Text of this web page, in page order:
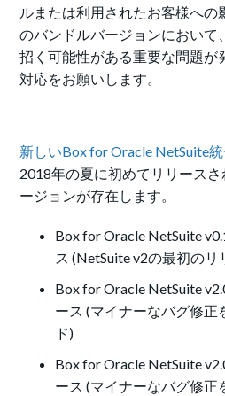
ルまたは利用されたお客様への
のバンドルバージョンにおいて
招く可能性がある重要な問題が
対応をお願いします。
新しいBox for Oracle NetSuite
2018年の夏に初めてリリース
ージョンが存在します。
Box for Oracle NetSuite
ス (NetSuite v2の最初の
Box for Oracle NetSuite
ース (マイナーなバグ修正
ド)
Box for Oracle NetSuite
ース (マイナーなバグ修正